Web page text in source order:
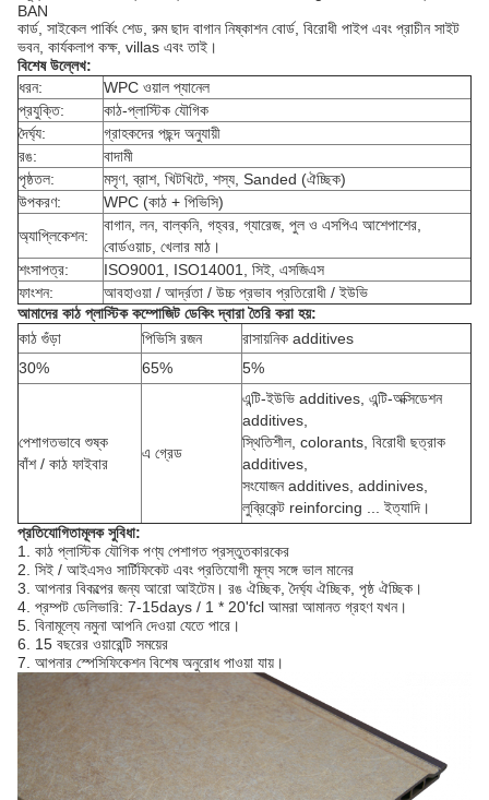
BAN
কার্ড, সাইকেল পার্কিং শেড, রুম ছাদ বাগান নিষ্কাশন বোর্ড, বিরোধী পাইপ এবং প্রাচীন সাইট
ভবন, কার্যকলাপ কক্ষ, villas এবং তাই।
বিশেষ উল্লেখ:
ধরন:
WPC ওয়াল প্যানেল
প্রযুক্তি:
কাঠ-প্লাস্টিক যৌগিক
দৈর্ঘ্য:
গ্রাহকদের পছন্দ অনুযায়ী
রঙ:
বাদামী
পৃষ্ঠতল:
মসৃণ, ব্রাশ, খিটখিটে, শস্য, Sanded (ঐচ্ছিক)
উপকরণ:
WPC (কাঠ + পিভিসি)
অ্যাপ্লিকেশন:
বাগান, লন, বাল্কনি, গহ্বর, গ্যারেজ, পুল ও এসপিএ আশেপাশের,
বোর্ডওয়াচ, খেলার মাঠ।
শংসাপত্র:
ISO9001, ISO14001, সিই, এসজিএস
ফাংশন:
আবহাওয়া / আর্দ্রতা / উচ্চ প্রভাব প্রতিরোধী / ইউভি
আমাদের কাঠ প্লাস্টিক কম্পোজিট ডেকিং দ্বারা তৈরি করা হয়:
কাঠ গুঁড়া
পিভিসি রজন
রাসায়নিক additives
30%
65% 5%
পেশাগতভাবে শুষ্ক
বাঁশ / কাঠ ফাইবার
এ গ্রেড
এন্টি-ইউভি additives, এন্টি-অক্সিডেশন
additives,
স্থিতিশীল, colorants, বিরোধী ছত্রাক
additives,
সংযোজন additives, addinives,
লুব্রিকেন্ট reinforcing ... ইত্যাদি।
প্রতিযোগিতামূলক সুবিধা:
1. কাঠ প্লাস্টিক যৌগিক পণ্য পেশাগত প্রস্তুতকারকের
2. সিই / আইএসও সার্টিফিকেট এবং প্রতিযোগী মূল্য সঙ্গে ভাল মানের
3. আপনার বিকল্পের জন্য আরো আইটেম। রঙ ঐচ্ছিক, দৈর্ঘ্য ঐচ্ছিক, পৃষ্ঠ ঐচ্ছিক।
4. প্রম্পট ডেলিভারি: 7-15days / 1 * 20'fcl আমরা আমানত গ্রহণ যখন।
5. বিনামূল্যে নমুনা আপনি দেওয়া যেতে পারে।
6. 15 বছরের ওয়ারেন্টি সময়ের
7. আপনার স্পেসিফিকেশন বিশেষ অনুরোধ পাওয়া যায়।